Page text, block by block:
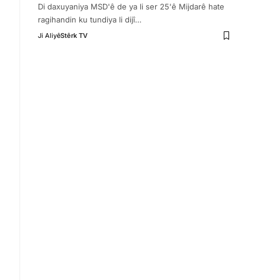
Di daxuyaniya MSD'ê de ya li ser 25'ê Mijdarê hate
ragihandin ku tundiya li dijî…
Ji AliyêStêrk TV